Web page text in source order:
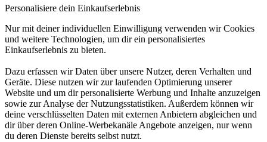
Personalisiere dein Einkaufserlebnis
Nur mit deiner individuellen Einwilligung verwenden wir Cookies
und weitere Technologien, um dir ein personalisiertes
Einkaufserlebnis zu bieten.
Dazu erfassen wir Daten über unsere Nutzer, deren Verhalten und
Geräte. Diese nutzen wir zur laufenden Optimierung unserer
Website und um dir personalisierte Werbung und Inhalte anzuzeigen
sowie zur Analyse der Nutzungsstatistiken. Außerdem können wir
deine verschlüsselten Daten mit externen Anbietern abgleichen und
dir über deren Online-Werbekanäle Angebote anzeigen, nur wenn
du deren Dienste bereits selbst nutzt.